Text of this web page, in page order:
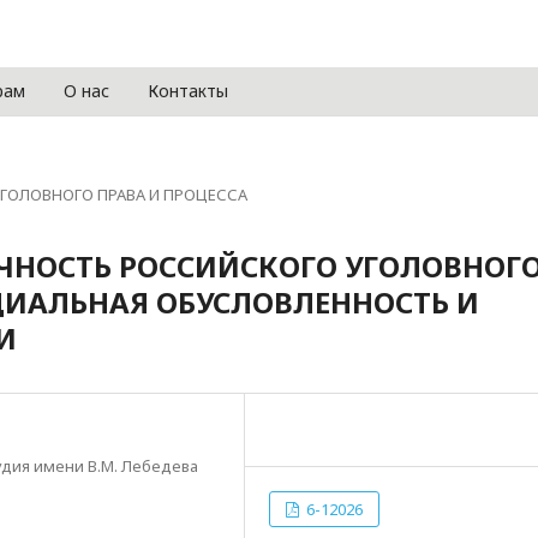
О нас Контакты
ПРАВА И ПРОЦЕССА
РОССИЙСКОГО
ОБУСЛОВЛЕННОСТЬ И
имени В.М. Лебедева
6-12026